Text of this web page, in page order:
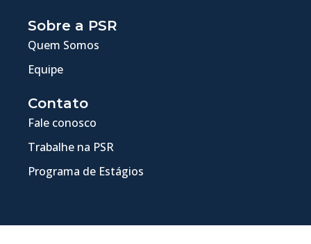
Sobre a PSR
Quem Somos
Equipe
Contato
Fale conosco
Trabalhe na PSR
Programa de Estágios